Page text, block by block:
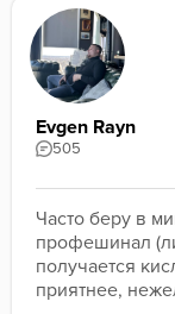
Evgen Rayn
505
Часто беру в
профешинал
получается
приятнее,